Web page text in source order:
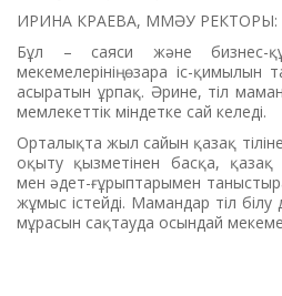
ИРИНА КРАЕВА, ММӘУ РЕКТОРЫ:
Бұл – саяси және бизнес-
мекемелерінің өзара іс-
асыратын ұрпақ. Әрине, тіл
мемлекеттік міндетке сай келеді.
Орталықта жыл сайын қазақ
оқыту қызметінен басқа, қазақ
мен әдет-ғұрыптарымен
жұмыс істейді. Мамандар тіл білу
мұрасын сақтауда осындай